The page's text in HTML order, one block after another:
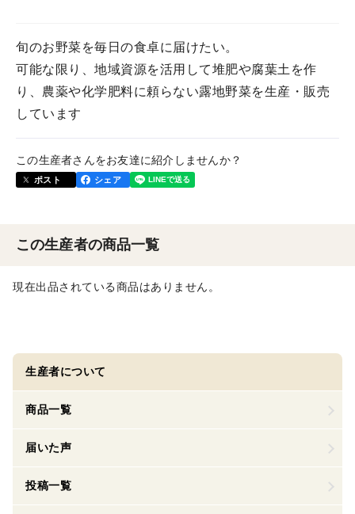
旬のお野菜を毎日の食卓に届けたい。
可能な限り、地域資源を活用して堆肥や腐葉土を作
り、農薬や化学肥料に頼らない露地野菜を生産・販売
しています
この生産者さんをお友達に紹介しませんか？
ポスト シェア
この生産者の商品一覧
現在出品されている商品はありません。
生産者について
商品一覧
届いた声
投稿一覧